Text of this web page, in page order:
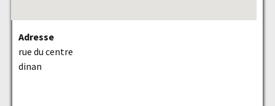
Adresse
rue du centre
dinan